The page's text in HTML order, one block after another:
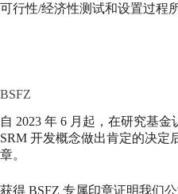
可行性/经济性测试和设置过程
BSFZ
自 2023 年 6 月起，在研究基
SRM 开发概念做出肯定的决定
章。
获得 BSFZ 专属印章证明我们